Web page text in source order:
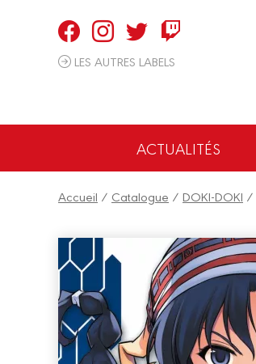
LES AUTRES LABELS
ACTUALITÉS
Accueil / Catalogue / DOKI-DOKI /